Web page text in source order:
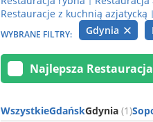
Restauracje z kuchnią azjatycką |
WYBRANE FILTRY: Gdynia
Najlepsza
WszystkieGdańskGdynia (1)